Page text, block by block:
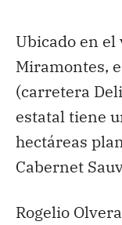
Ubicado en
Miramontes,
(carretera
estatal tiene
hectáreas
Cabernet
Rogelio